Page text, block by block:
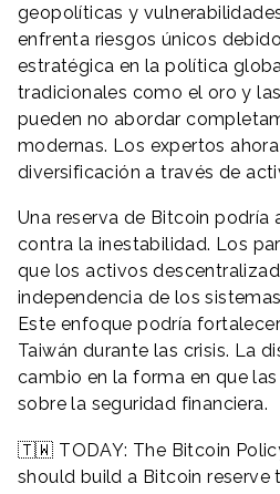
geopolíticas y
enfrenta riesgos únicos
estratégica en la política
tradicionales como el oro y
pueden no abordar
modernas. Los expertos
diversificación a través de
Una reserva de Bitcoin podría
contra la inestabilidad. Los
que los activos
independencia de los
Este enfoque podría
Taiwán durante las crisis. La
cambio en la forma en que
sobre la seguridad financiera.
🇹🇼 TODAY: The Bitcoin
should build a Bitcoin reserve